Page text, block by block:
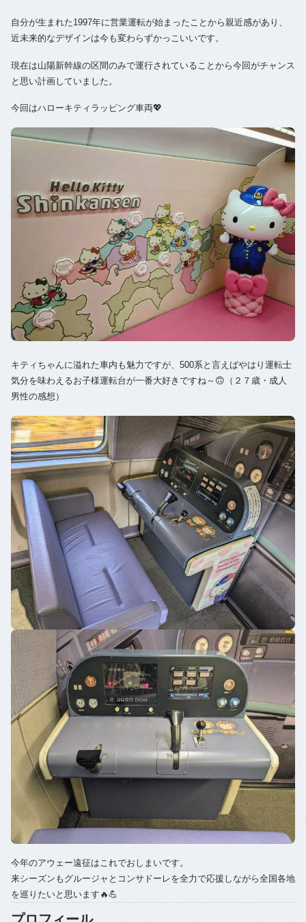
自分が生まれた1997年に営業運転が始まったことから親近感があり、
近未来的なデザインは今も変わらずかっこいいです。
現在は山陽新幹線の区間のみで運行されていることから今回がチャンス
と思い計画していました。
今回はハローキティラッピング車両💖
キティちゃんに溢れた車内も魅力ですが、500系と言えばやはり運転士
気分を味わえるお子様運転台が一番大好きですね～🙃（２７歳・成人
男性の感想）
今年のアウェー遠征はこれでおしまいです。
来シーズンもグルージャとコンサドーレを全力で応援しながら全国各地
を巡りたいと思います🔥💪